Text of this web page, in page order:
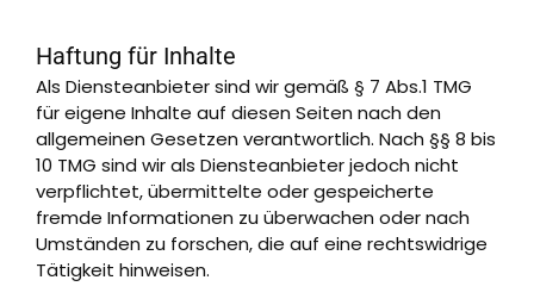
Haftung für Inhalte
Als Diensteanbieter sind wir gemäß § 7 Abs.1 TMG
für eigene Inhalte auf diesen Seiten nach den
allgemeinen Gesetzen verantwortlich. Nach §§ 8 bis
10 TMG sind wir als Diensteanbieter jedoch nicht
verpflichtet, übermittelte oder gespeicherte
fremde Informationen zu überwachen oder nach
Umständen zu forschen, die auf eine rechtswidrige
Tätigkeit hinweisen.